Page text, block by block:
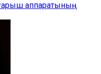
аппаратының